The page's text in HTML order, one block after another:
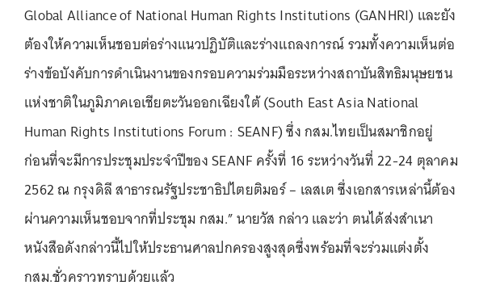
Global Alliance of National Human Rights Institutions (GANHRI) และยัง
ต้องให้ความเห็นชอบต่อร่างแนวปฏิบัติและร่างแถลงการณ์ รวมทั้งความเห็นต่อ
ร่างข้อบังคับการดำเนินงานของกรอบความร่วมมือระหว่างสถาบันสิทธิมนุษยชน
แห่งชาติในภูมิภาคเอเชียตะวันออกเฉียงใต้ (South East Asia National
Human Rights Institutions Forum : SEANF) ซึ่ง กสม.ไทยเป็นสมาชิกอยู่
ก่อนที่จะมีการประชุมประจำปีของ SEANF ครั้งที่ 16 ระหว่างวันที่ 22-24 ตุลาคม
2562 ณ กรุงดิลี สาธารณรัฐประชาธิปไตยติมอร์ – เลสเต ซึ่งเอกสารเหล่านี้ต้อง
ผ่านความเห็นชอบจากที่ประชุม กสม.” นายวัส กล่าว และว่า ตนได้ส่งสำเนา
หนังสือดังกล่าวนี้ไปให้ประธานศาลปกครองสูงสุดซึ่งพร้อมที่จะร่วมแต่งตั้ง
กสม.ชั่วคราวทราบด้วยแล้ว